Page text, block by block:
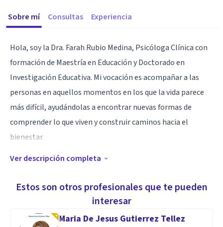
Sobre mí Consultas Experiencia
Hola, soy la Dra. Farah Rubio Medina, Psicóloga Clínica con
formación de Maestría en Educación y Doctorado en
Investigación Educativa. Mi vocación es acompañar a las
personas en aquellos momentos en los que la vida parece
más difícil, ayudándolas a encontrar nuevas formas de
comprender lo que viven y construir caminos hacia el
bienestar.
situaciones como ansiedad, estrés, depresión, problemas
emocionales, dificultades en sus relaciones, procesos de
duelo, autoestima, toma de decisiones y crisis personales.
Ver descripción completa
Estos son otros profesionales que te pueden
interesar
Maria De Jesus Gutierrez Tellez